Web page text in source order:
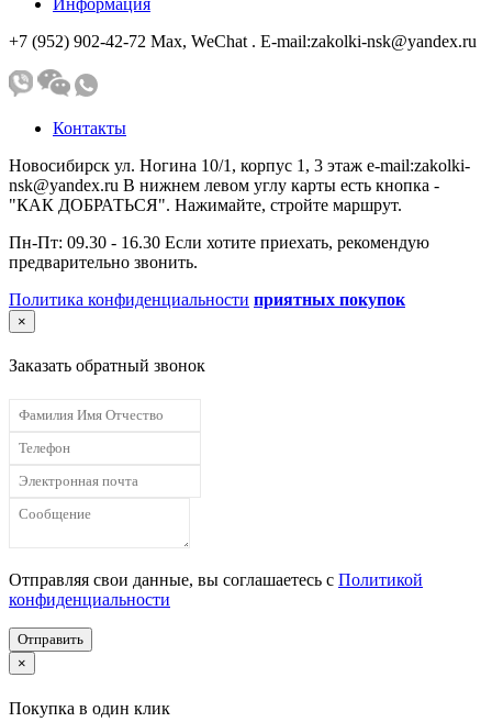
+7 (952) 902-42-72 Мах, WeChat . E-mail:zakolki-nsk@yandex.ru
Контакты
Новосибирск ул. Ногина 10/1, корпус 1, 3 этаж e-mail:zakolki-
nsk@yandex.ru В нижнем левом углу карты есть кнопка -
"КАК ДОБРАТЬСЯ". Нажимайте, стройте маршрут.
Пн-Пт: 09.30 - 16.30 Если хотите приехать, рекомендую
предварительно звонить.
Политика конфиденциальности приятных покупок
×
Заказать обратный звонок
Отправляя свои данные, вы соглашаетесь с Политикой
конфиденциальности
Отправить
×
Покупка в один клик